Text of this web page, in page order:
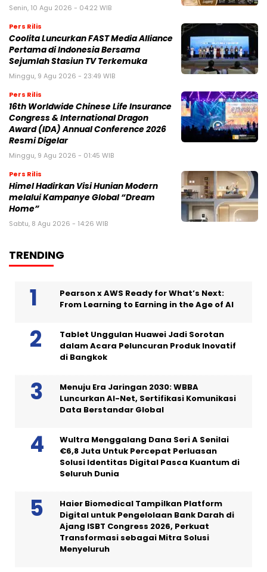
Senin, 10 Agu 2026 - 04:22 WIB
Pers Rilis
Coolita Luncurkan FAST Media Alliance
Pertama di Indonesia Bersama
Sejumlah Stasiun TV Terkemuka
Minggu, 9 Agu 2026 - 23:49 WIB
Pers Rilis
16th Worldwide Chinese Life Insurance
Congress & International Dragon
Award (IDA) Annual Conference 2026
Resmi Digelar
Minggu, 9 Agu 2026 - 01:45 WIB
Pers Rilis
Himel Hadirkan Visi Hunian Modern
melalui Kampanye Global “Dream
Home”
Sabtu, 8 Agu 2026 - 14:26 WIB
TRENDING
Pearson x AWS Ready for What’s Next:
From Learning to Earning in the Age of AI
Tablet Unggulan Huawei Jadi Sorotan
dalam Acara Peluncuran Produk Inovatif
di Bangkok
Menuju Era Jaringan 2030: WBBA
Luncurkan AI-Net, Sertifikasi Komunikasi
Data Berstandar Global
Wultra Menggalang Dana Seri A Senilai
€6,8 Juta Untuk Percepat Perluasan
Solusi Identitas Digital Pasca Kuantum di
Seluruh Dunia
Haier Biomedical Tampilkan Platform
Digital untuk Pengelolaan Bank Darah di
Ajang ISBT Congress 2026, Perkuat
Transformasi sebagai Mitra Solusi
Menyeluruh